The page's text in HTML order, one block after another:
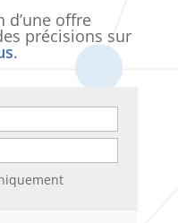
d’une offre
précisions sur
.